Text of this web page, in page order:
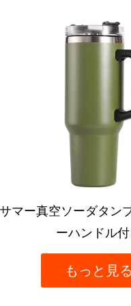
二重壁ステンレス鋼ビ
ーマグ
もっと見る